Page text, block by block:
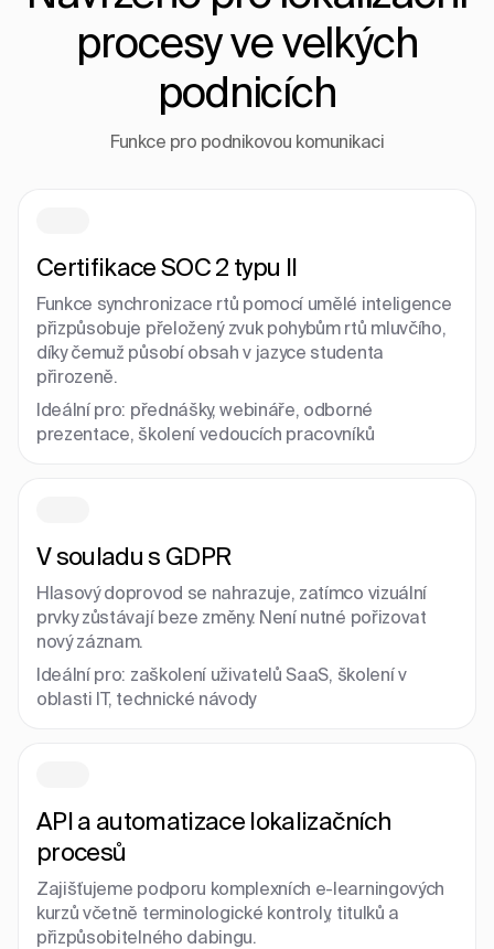
procesy ve velkých
podnicích
Funkce pro podnikovou komunikaci
Certifikace SOC 2 typu II
Funkce synchronizace rtů pomocí umělé inteligence
přizpůsobuje přeložený zvuk pohybům rtů mluvčího,
díky čemuž působí obsah v jazyce studenta
přirozeně.
Ideální pro: přednášky, webináře, odborné
prezentace, školení vedoucích pracovníků
V souladu s GDPR
Hlasový doprovod se nahrazuje, zatímco vizuální
prvky zůstávají beze změny. Není nutné pořizovat
nový záznam.
Ideální pro: zaškolení uživatelů SaaS, školení v
oblasti IT, technické návody
API a automatizace lokalizačních
procesů
Zajišťujeme podporu komplexních e-learningových
kurzů včetně terminologické kontroly, titulků a
přizpůsobitelného dabingu.